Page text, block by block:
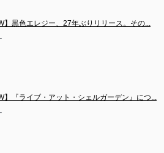
】黒色エレジー、27年ぶりリリース。その...
】『ライブ・アット・シェルガーデン』につ...